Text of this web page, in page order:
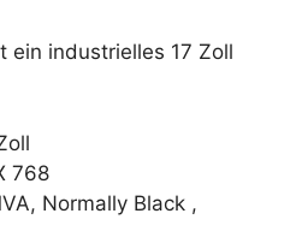
ein industrielles 17 Zoll
768
Normally Black ,